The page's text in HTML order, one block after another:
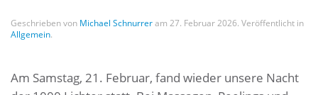
Geschrieben von Michael Schnurreram 27. Februar 2026. Veröffentlicht in
Allgemein.
Am Samstag, 21. Februar, fand wieder unsere Nacht